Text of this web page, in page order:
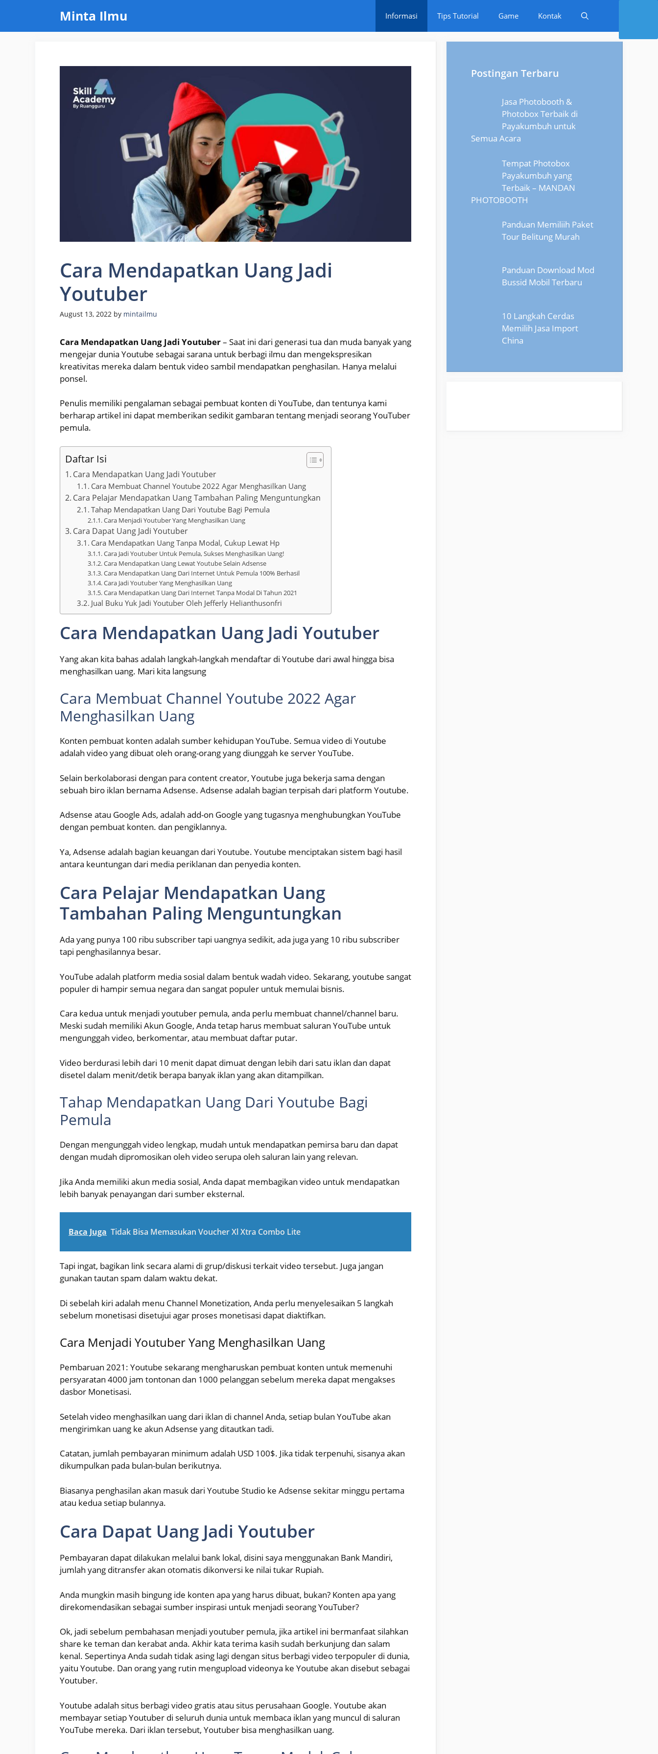
content
Minta Ilmu Informasi Tips Tutorial Game Kontak
Cara Mendapatkan Uang Jadi
Youtuber
August 13, 2022 by mintailmu
Cara Mendapatkan Uang Jadi Youtuber– Saat ini dari generasi tua dan muda banyak yang
mengejar dunia Youtube sebagai sarana untuk berbagi ilmu dan mengekspresikan
kreativitas mereka dalam bentuk video sambil mendapatkan penghasilan. Hanya melalui
ponsel.
Penulis memiliki pengalaman sebagai pembuat konten di YouTube, dan tentunya kami
berharap artikel ini dapat memberikan sedikit gambaran tentang menjadi seorang YouTuber
pemula.
Daftar Isi
Cara Mendapatkan Uang Jadi Youtuber
Cara Membuat Channel Youtube 2022 Agar Menghasilkan Uang
Cara Pelajar Mendapatkan Uang Tambahan Paling Menguntungkan
Tahap Mendapatkan Uang Dari Youtube Bagi Pemula
Cara Menjadi Youtuber Yang Menghasilkan Uang
Cara Dapat Uang Jadi Youtuber
Cara Mendapatkan Uang Tanpa Modal, Cukup Lewat Hp
Cara Jadi Youtuber Untuk Pemula, Sukses Menghasilkan Uang!
Cara Mendapatkan Uang Lewat Youtube Selain Adsense
Cara Mendapatkan Uang Dari Internet Untuk Pemula 100% Berhasil
Cara Jadi Youtuber Yang Menghasilkan Uang
Cara Mendapatkan Uang Dari Internet Tanpa Modal Di Tahun 2021
Jual Buku Yuk Jadi Youtuber Oleh Jefferly Helianthusonfri
Cara Mendapatkan Uang Jadi Youtuber
Yang akan kita bahas adalah langkah-langkah mendaftar di Youtube dari awal hingga bisa
menghasilkan uang. Mari kita langsung
Cara Membuat Channel Youtube 2022 Agar
Menghasilkan Uang
Konten pembuat konten adalah sumber kehidupan YouTube. Semua video di Youtube
adalah video yang dibuat oleh orang-orang yang diunggah ke server YouTube.
Selain berkolaborasi dengan para content creator, Youtube juga bekerja sama dengan
sebuah biro iklan bernama Adsense. Adsense adalah bagian terpisah dari platform Youtube.
Adsense atau Google Ads, adalah add-on Google yang tugasnya menghubungkan YouTube
dengan pembuat konten. dan pengiklannya.
Ya, Adsense adalah bagian keuangan dari Youtube. Youtube menciptakan sistem bagi hasil
antara keuntungan dari media periklanan dan penyedia konten.
Cara Pelajar Mendapatkan Uang
Tambahan Paling Menguntungkan
Ada yang punya 100 ribu subscriber tapi uangnya sedikit, ada juga yang 10 ribu subscriber
tapi penghasilannya besar.
YouTube adalah platform media sosial dalam bentuk wadah video. Sekarang, youtube sangat
populer di hampir semua negara dan sangat populer untuk memulai bisnis.
Cara kedua untuk menjadi youtuber pemula, anda perlu membuat channel/channel baru.
Meski sudah memiliki Akun Google, Anda tetap harus membuat saluran YouTube untuk
mengunggah video, berkomentar, atau membuat daftar putar.
Video berdurasi lebih dari 10 menit dapat dimuat dengan lebih dari satu iklan dan dapat
disetel dalam menit/detik berapa banyak iklan yang akan ditampilkan.
Tahap Mendapatkan Uang Dari Youtube Bagi
Pemula
Dengan mengunggah video lengkap, mudah untuk mendapatkan pemirsa baru dan dapat
dengan mudah dipromosikan oleh video serupa oleh saluran lain yang relevan.
Jika Anda memiliki akun media sosial, Anda dapat membagikan video untuk mendapatkan
lebih banyak penayangan dari sumber eksternal.
Baca Juga Tidak Bisa Memasukan Voucher Xl Xtra Combo Lite
Tapi ingat, bagikan link secara alami di grup/diskusi terkait video tersebut. Juga jangan
gunakan tautan spam dalam waktu dekat.
Di sebelah kiri adalah menu Channel Monetization, Anda perlu menyelesaikan 5 langkah
sebelum monetisasi disetujui agar proses monetisasi dapat diaktifkan.
Cara Menjadi Youtuber Yang Menghasilkan Uang
Pembaruan 2021: Youtube sekarang mengharuskan pembuat konten untuk memenuhi
persyaratan 4000 jam tontonan dan 1000 pelanggan sebelum mereka dapat mengakses
dasbor Monetisasi.
Setelah video menghasilkan uang dari iklan di channel Anda, setiap bulan YouTube akan
mengirimkan uang ke akun Adsense yang ditautkan tadi.
Catatan, jumlah pembayaran minimum adalah USD 100$. Jika tidak terpenuhi, sisanya akan
dikumpulkan pada bulan-bulan berikutnya.
Biasanya penghasilan akan masuk dari Youtube Studio ke Adsense sekitar minggu pertama
atau kedua setiap bulannya.
Cara Dapat Uang Jadi Youtuber
Pembayaran dapat dilakukan melalui bank lokal, disini saya menggunakan Bank Mandiri,
jumlah yang ditransfer akan otomatis dikonversi ke nilai tukar Rupiah.
Anda mungkin masih bingung ide konten apa yang harus dibuat, bukan? Konten apa yang
direkomendasikan sebagai sumber inspirasi untuk menjadi seorang YouTuber?
Ok, jadi sebelum pembahasan menjadi youtuber pemula, jika artikel ini bermanfaat silahkan
share ke teman dan kerabat anda. Akhir kata terima kasih sudah berkunjung dan salam
kenal. Sepertinya Anda sudah tidak asing lagi dengan situs berbagi video terpopuler di dunia,
yaitu Youtube. Dan orang yang rutin mengupload videonya ke Youtube akan disebut sebagai
Youtuber.
Youtube adalah situs berbagi video gratis atau situs perusahaan Google. Youtube akan
membayar setiap Youtuber di seluruh dunia untuk membaca iklan yang muncul di saluran
YouTube mereka. Dari iklan tersebut, Youtuber bisa menghasilkan uang.
Postingan Terbaru
Jasa Photobooth &
Photobox Terbaik di
Payakumbuh untuk
Semua Acara
Tempat Photobox
Payakumbuh yang
Terbaik – MANDAN
PHOTOBOOTH
Panduan Memiliih Paket
Tour Belitung Murah
Panduan Download Mod
Bussid Mobil Terbaru
10 Langkah Cerdas
Memilih Jasa Import
China